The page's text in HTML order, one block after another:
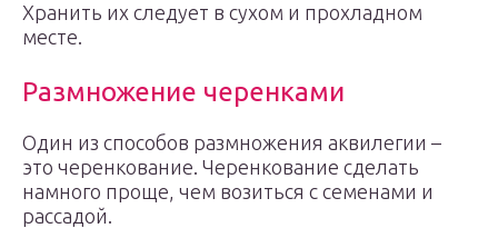
Хранить их следует в сухом и прохладном
месте.
Размножение черенками
Один из способов размножения аквилегии –
это черенкование. Черенкование сделать
намного проще, чем возиться с семенами и
рассадой.